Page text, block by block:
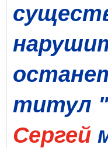
титул
Сергей